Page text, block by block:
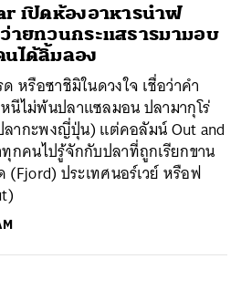
เปิดห้องอาหารนำฟ
ายทวนกระแสธารมามอบ
ได้ลิ้มลอง
หรือซาชิมิในดวงใจ เชื่อว่าคำ
ไม่พ้นปลาแซลมอน ปลามากุโร่
ากะพงญี่ปุ่น) แต่คอลัมน์ Out and
กคนไปรู้จักกับปลาที่ถูกเรียกขาน
ประเทศนอร์เวย์ หรือฟ